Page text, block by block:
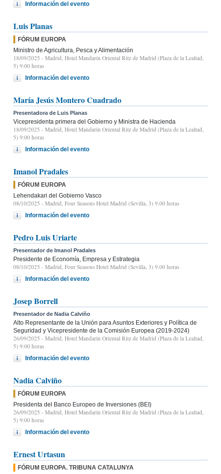
Información del evento
Luis Planas
FÓRUM EUROPA
Ministro de Agricultura, Pesca y Alimentación
18/09/2025 - Madrid, Hotel Mandarin Oriental Ritz de Madrid (Plaza de la Lealtad,
5) 9:00 horas
Información del evento
María Jesús Montero Cuadrado
Presentadora de Luis Planas
Vicepresidenta primera del Gobierno y Ministra de Hacienda
18/09/2025 - Madrid, Hotel Mandarin Oriental Ritz de Madrid (Plaza de la Lealtad,
5) 9:00 horas
Información del evento
Imanol Pradales
FÓRUM EUROPA
Lehendakari del Gobierno Vasco
08/10/2025 - Madrid, Four Seasons Hotel Madrid (Sevilla, 3) 9.00 horas
Información del evento
Pedro Luis Uriarte
Presentador de Imanol Pradales
Presidente de Economía, Empresa y Estrategia
08/10/2025 - Madrid, Four Seasons Hotel Madrid (Sevilla, 3) 9.00 horas
Información del evento
Josep Borrell
Presentador de Nadia Calviño
Alto Representante de la Unión para Asuntos Exteriores y Política de
Seguridad y Vicepresidente de la Comisión Europea (2019-2024)
26/09/2025 - Madrid, Hotel Mandarin Oriental Ritz de Madrid (Plaza de la Lealtad,
5) 9:00 horas
Información del evento
Nadia Calviño
FÓRUM EUROPA
Presidenta del Banco Europeo de Inversiones (BEI)
26/09/2025 - Madrid, Hotel Mandarin Oriental Ritz de Madrid (Plaza de la Lealtad,
5) 9:00 horas
Información del evento
Ernest Urtasun
FÓRUM EUROPA. TRIBUNA CATALUNYA